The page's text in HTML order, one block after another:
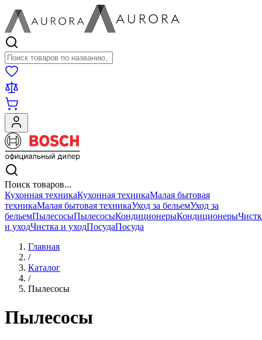
Поиск товаров
Поиск товаров...
Кухонная техникаКухонная техникаМалая бытовая
техникаМалая бытовая техникаУход за бельемУход за
бельемПылесосыПылесосыКондиционерыКондиционеры
и уходЧистка и уходПосудаПосуда
Главная
/
Каталог
/
Пылесосы
Пылесосы